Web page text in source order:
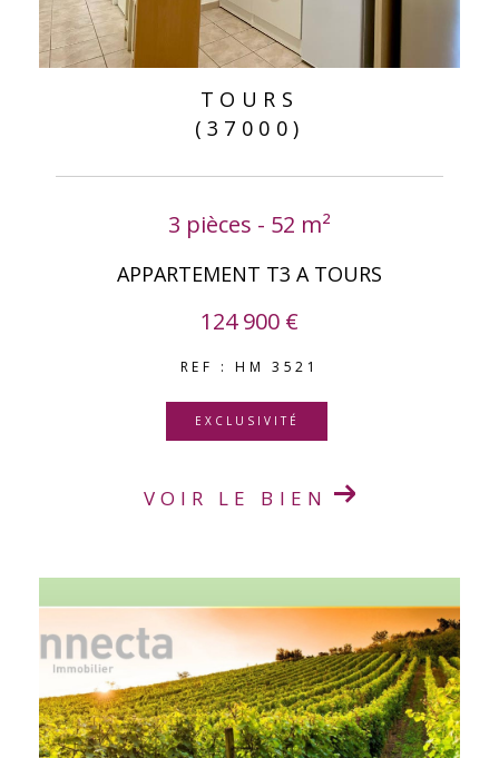
TOURS
(37000)
3 pièces - 52 m²
APPARTEMENT T3 A TOURS
124 900 €
REF : HM 3521
EXCLUSIVITÉ
VOIR LE BIEN